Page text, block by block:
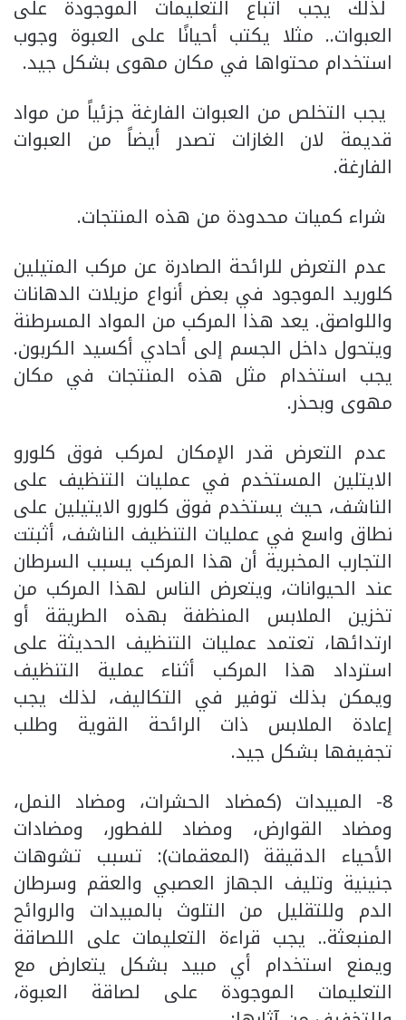
لذلك يجب اتباع التعليمات الموجودة على
العبوات.. مثلا يكتب أحيانًا على العبوة وجوب
استخدام محتواها في مكان مهوى بشكل جيد.
يجب التخلص من العبوات الفارغة جزئياً من مواد
قديمة لان الغازات تصدر أيضاً من العبوات
الفارغة.
شراء كميات محدودة من هذه المنتجات.
عدم التعرض للرائحة الصادرة عن مركب المتيلين
كلوريد الموجود في بعض أنواع مزيلات الدهانات
واللواصق. يعد هذا المركب من المواد المسرطنة
ويتحول داخل الجسم إلى أحادي أكسيد الكربون.
يجب استخدام مثل هذه المنتجات في مكان
مهوى وبحذر.
عدم التعرض قدر الإمكان لمركب فوق كلورو
الايتلين المستخدم في عمليات التنظيف على
الناشف، حيث يستخدم فوق كلورو الايتيلين على
نطاق واسع في عمليات التنظيف الناشف، أثبتت
التجارب المخبرية أن هذا المركب يسبب السرطان
عند الحيوانات، ويتعرض الناس لهذا المركب من
تخزين الملابس المنظفة بهذه الطريقة أو
ارتدائها، تعتمد عمليات التنظيف الحديثة على
استرداد هذا المركب أثناء عملية التنظيف
ويمكن بذلك توفير في التكاليف، لذلك يجب
إعادة الملابس ذات الرائحة القوية وطلب
تجفيفها بشكل جيد.
8- المبيدات (كمضاد الحشرات، ومضاد النمل،
ومضاد القوارض، ومضاد للفطور، ومضادات
الأحياء الدقيقة (المعقمات): تسبب تشوهات
جنينية وتليف الجهاز العصبي والعقم وسرطان
الدم وللتقليل من التلوث بالمبيدات والروائح
المنبعثة.. يجب قراءة التعليمات على اللصاقة
ويمنع استخدام أي مبيد بشكل يتعارض مع
التعليمات الموجودة على لصاقة العبوة،